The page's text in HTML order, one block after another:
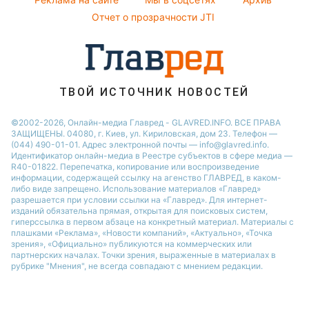
Виталий Козловский
София Ротару
Ольга Сумская
Все о шоу-бизнесе
Отчет о прозрачности JTI
ТВОЙ ИСТОЧНИК НОВОСТЕЙ
©2002-2026, Онлайн-медиа Главред - GLAVRED.INFO. ВСЕ ПРАВА
ЗАЩИЩЕНЫ. 04080, г. Киев, ул. Кириловская, дом 23. Телефон —
(044) 490-01-01. Адрес электронной почты — info@glavred.info.
Идентификатор онлайн-медиа в Реестре cубъектов в сфере медиа —
R40-01822. Перепечатка, копирование или воспроизведение
информации, содержащей ссылку на агенство ГЛАВРЕД, в каком-
либо виде запрещено. Использование материалов «Главред»
разрешается при условии ссылки на «Главред». Для интернет-
изданий обязательна прямая, открытая для поисковых систем,
гиперссылка в первом абзаце на конкретный материал. Материалы с
плашками «Реклама», «Новости компаний», «Актуально», «Точка
зрения», «Официально» публикуются на коммерческих или
партнерских началах. Точки зрения, выраженные в материалах в
рубрике "Мнения", не всегда совпадают с мнением редакции.